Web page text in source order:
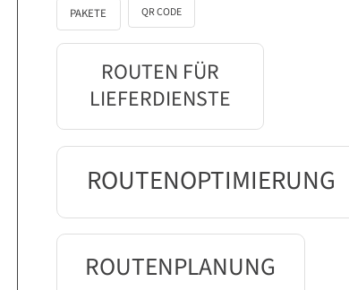
PAKETE QR CODE
ROUTEN FÜR
LIEFERDIENSTE
ROUTENOPTIMIERUNG
ROUTENPLANUNG